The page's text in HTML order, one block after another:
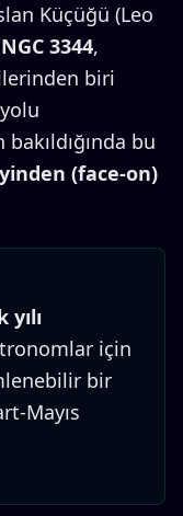
Küçüğü (Leo
NGC 3344,
biri
bu
(face-on)
yılı
için
bir
Mayıs